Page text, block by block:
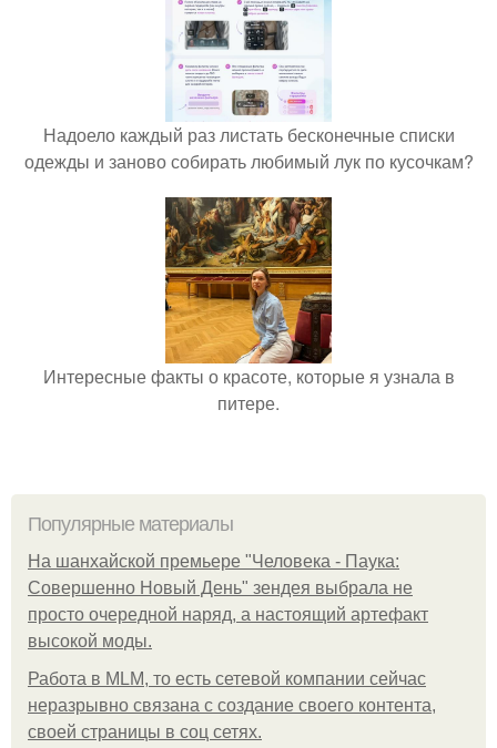
Надоело каждый раз листать бесконечные списки
одежды и заново собирать любимый лук по кусочкам?
Интересные факты о красоте, которые я узнала в
питере.
Популярные материалы
На шанхайской премьере "Человека - Паука:
Совершенно Новый День" зендея выбрала не
просто очередной наряд, а настоящий артефакт
высокой моды.
Работа в MLM, то есть сетевой компании сейчас
неразрывно связана с создание своего контента,
своей страницы в соц сетях.